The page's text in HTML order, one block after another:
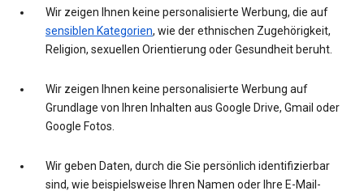
Wir zeigen Ihnen keine personalisierte Werbung, die auf
sensiblen Kategorien, wie der ethnischen Zugehörigkeit,
Religion, sexuellen Orientierung oder Gesundheit beruht.
Wir zeigen Ihnen keine personalisierte Werbung auf
Grundlage von Ihren Inhalten aus Google Drive, Gmail oder
Google Fotos.
Wir geben Daten, durch die Sie persönlich identifizierbar
sind, wie beispielsweise Ihren Namen oder Ihre E-Mail-